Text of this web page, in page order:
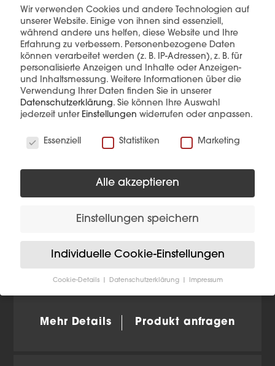
Diese Produkte könnten Sie auch
interessieren
EB-Strahler SIGO mit
Mehr Details Produkt anfragen
Wir verwenden Cookies und andere Technologien auf
unserer Website. Einige von ihnen sind essenziell,
während andere uns helfen, diese Website und Ihre
Erfahrung zu verbessern. Personenbezogene Daten
können verarbeitet werden (z. B. IP-Adressen), z. B. für
personalisierte Anzeigen und Inhalte oder Anzeigen-
und Inhaltsmessung. Weitere Informationen über die
Verwendung Ihrer Daten finden Sie in unserer
Datenschutzerklärung. Sie können Ihre Auswahl
jederzeit unter Einstellungen widerrufen oder anpassen.
Essenziell
Statistiken Marketing
Alle akzeptieren
Einstellungen speichern
Individuelle Cookie-Einstellungen
Cookie-Details Datenschutzerklärung Impressum
Datenschutzeinstellungen
Wenn Sie unter 16 Jahre alt sind und Ihre Zustimmung
zu freiwilligen Diensten geben möchten, müssen Sie
Ihre Erziehungsberechtigten um Erlaubnis bitten.